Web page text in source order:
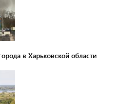
в Харьковской области